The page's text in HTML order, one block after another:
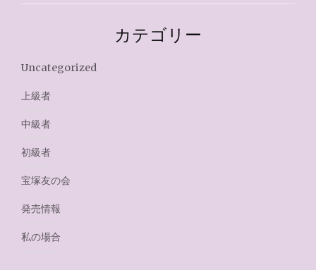
カテゴリー
Uncategorized
上級者
中級者
初級者
宝塚友の会
発売情報
私の場合